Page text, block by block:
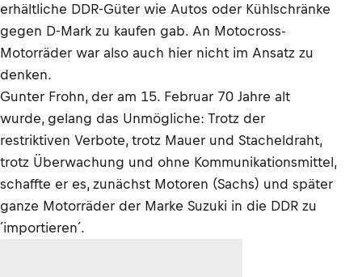
erhältliche DDR-Güter wie Autos oder Kühlschränke
gegen D-Mark zu kaufen gab. An Motocross-
Motorräder war also auch hier nicht im Ansatz zu
denken.
Gunter Frohn, der am 15. Februar 70 Jahre alt
wurde, gelang das Unmögliche: Trotz der
restriktiven Verbote, trotz Mauer und Stacheldraht,
trotz Überwachung und ohne Kommunikationsmittel,
schaffte er es, zunächst Motoren (Sachs) und später
ganze Motorräder der Marke Suzuki in die DDR zu
´importieren´.